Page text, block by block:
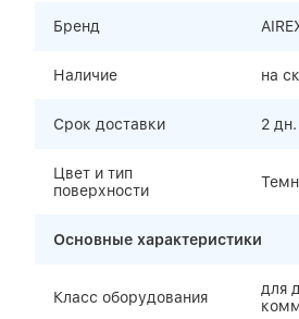
Бренд
Наличие на
Срок доставки 2 дн.
Цвет и тип
поверхности
Основные характеристики
Класс оборудования
для